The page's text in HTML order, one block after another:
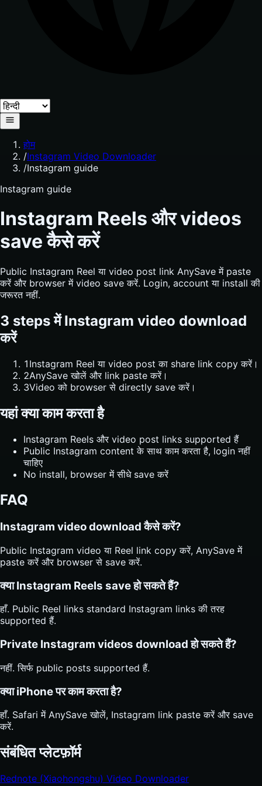
होम
/Instagram Video Downloader
/Instagram guide
Instagram guide
Instagram Reels और videos
save कैसे करें
Public Instagram Reel या video post link AnySave में paste
करें और browser में video save करें. Login, account या install की
जरूरत नहीं.
3 steps में Instagram video download
करें
1 Instagram Reel या video post का share link copy करें।
2AnySave खोलें और link paste करें।
3Video को browser से directly save करें।
यहां क्या काम करता है
Instagram Reels और video post links supported हैं
Public Instagram content के साथ काम करता है, login नहीं
चाहिए
No install, browser में सीधे save करें
FAQ
Instagram video download कैसे करें?
Public Instagram video या Reel link copy करें, AnySave में
paste करें और browser से save करें.
क्या Instagram Reels save हो सकते हैं?
हाँ. Public Reel links standard Instagram links की तरह
supported हैं.
Private Instagram videos download हो सकते हैं?
नहीं. सिर्फ public posts supported हैं.
क्या iPhone पर काम करता है?
हाँ. Safari में AnySave खोलें, Instagram link paste करें और save
करें.
संबंधित प्लेटफ़ॉर्म
Rednote (Xiaohongshu) Video Downloader